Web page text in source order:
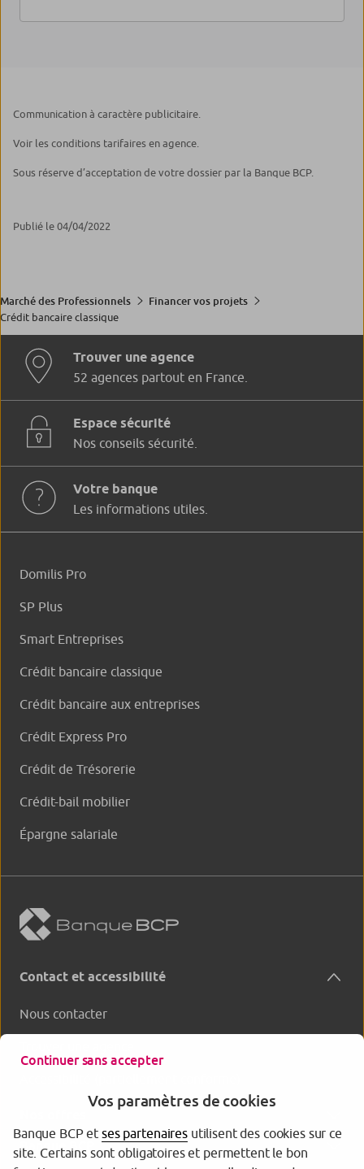
Communication à caractère publicitaire.
Voir les conditions tarifaires en agence.
Sous réserve d’acceptation de votre dossier par la Banque BCP.
Publié le 04/04/2022
Marché des Professionnels
Financer vos projets
Crédit bancaire classique
Trouver une agence
52 agences partout en France.
Espace sécurité
Nos conseils sécurité.
Votre banque
Les informations utiles.
Domilis Pro
SP Plus
Smart Entreprises
Crédit bancaire classique
Crédit bancaire aux entreprises
Crédit Express Pro
Crédit de Trésorerie
Crédit-bail mobilier
Épargne salariale
Contact et accessibilité
Nous contacter
Banque BCP
Continuer sans accepter
Vos paramètres de cookies
Banque BCP etses partenairesutilisent des cookies sur ce
site. Certains sont obligatoires et permettent le bon